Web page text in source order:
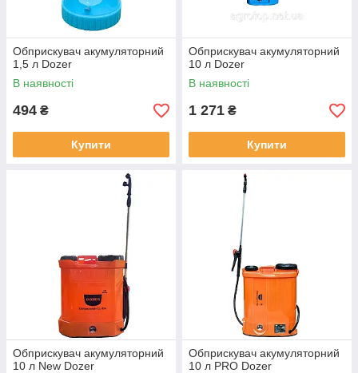
Обприскувач акумуляторний
1,5 л Dozer
В наявності
494 ₴
Купити
Обприскувач акумуляторний
10 л Dozer
В наявності
1 271 ₴
Купити
Обприскувач акумуляторний
10 л New Dozer
Обприскувач акумуляторний
10 л PRO Dozer